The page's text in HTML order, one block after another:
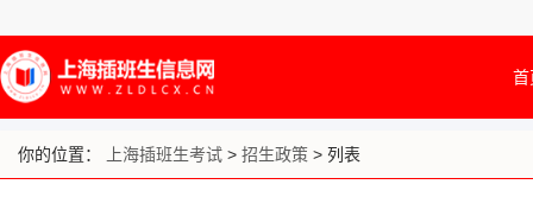
首
你的位置： 上海插班生考试 > 招生政策 > 列表